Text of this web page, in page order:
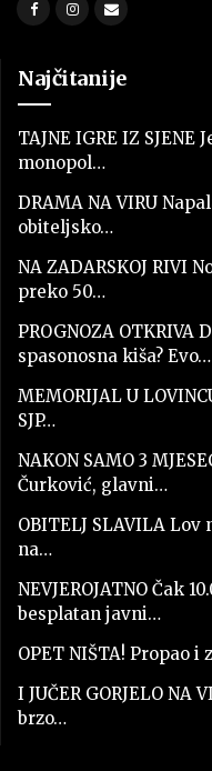
Najčitanije
TAJNE IGRE IZ
monopol…
DRAMA NA VIRU
obiteljsko…
NA ZADARSKOJ RIVI
preko 50…
PROGNOZA OTKRIVA
spasonosna kiša? Evo…
MEMORIJAL U
SJP…
NAKON SAMO 3
Čurković, glavni…
OBITELJ SLAVILA
na…
NEVJEROJATNO Čak
besplatan javni…
OPET NIŠTA! Propao
I JUČER GORJELO NA
brzo…